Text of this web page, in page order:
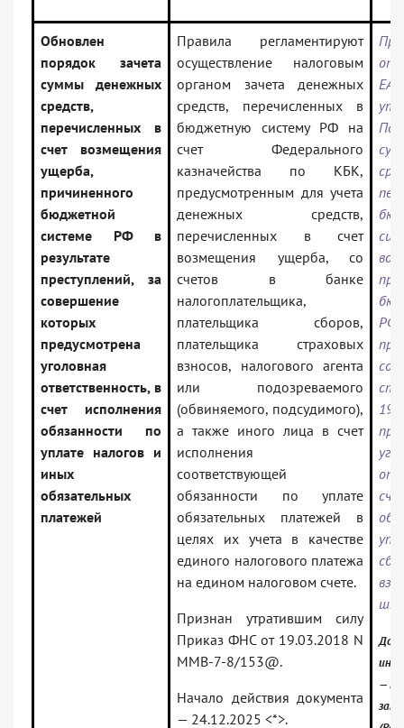
Обновлен
порядок зачета
суммы денежных
средств,
перечисленных в
счет возмещения
ущерба,
причиненного
бюджетной
системе РФ в
результате
преступлений, за
совершение
которых
предусмотрена
уголовная
ответственность, в
счет исполнения
обязанности по
уплате налогов и
иных
обязательных
платежей
Правила регламентируют
осуществление налоговым
органом зачета денежных
средств, перечисленных в
бюджетную систему РФ на
счет Федерального
казначейства по КБК,
предусмотренным для учета
денежных средств,
перечисленных в счет
возмещения ущерба, со
счетов в банке
налогоплательщика,
плательщика сборов,
плательщика страховых
взносов, налогового агента
или подозреваемого
(обвиняемого, подсудимого),
а также иного лица в счет
исполнения
соответствующей
обязанности по уплате
обязательных платежей в
целях их учета в качестве
единого налогового платежа
на едином налоговом счете.
Признан утратившим силу
Приказ ФНС от 19.03.2018 N
ММВ-7-8/153@.
Начало действия документа
— 24.12.2025 <*>.
от
РФ
—